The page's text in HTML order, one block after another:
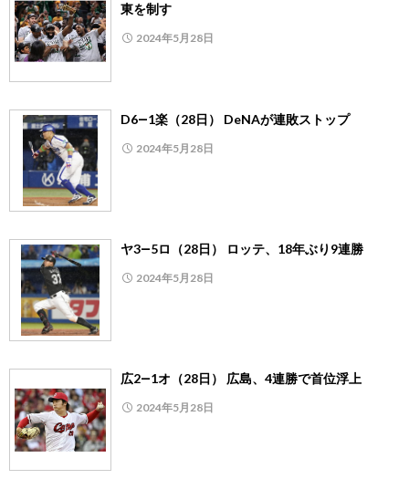
東を制す
2024年5月28日
D6―1楽（28日） DeNAが連敗ストップ
2024年5月28日
ヤ3―5ロ（28日） ロッテ、18年ぶり9連勝
2024年5月28日
広2―1オ（28日） 広島、4連勝で首位浮上
2024年5月28日